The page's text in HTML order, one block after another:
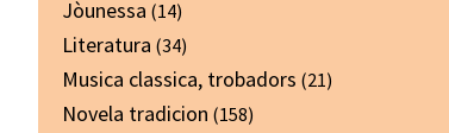
Jòunessa (14)
Literatura (34)
Musica classica, trobadors (21)
Novela tradicion (158)